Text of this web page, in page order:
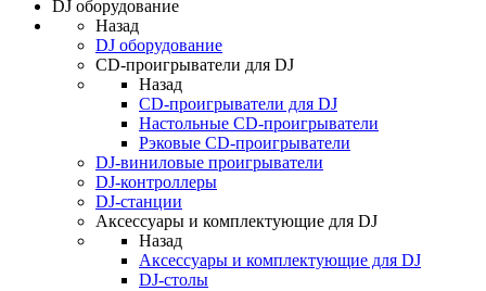
DJ оборудование
Назад
DJ оборудование
CD-проигрыватели для DJ
Назад
CD-проигрыватели для DJ
Настольные CD-проигрыватели
Рэковые CD-проигрыватели
DJ-виниловые проигрыватели
DJ-контроллеры
DJ-станции
Аксессуары и комплектующие для DJ
Назад
Аксессуары и комплектующие для DJ
DJ-столы